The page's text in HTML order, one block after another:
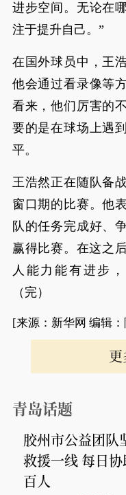
进步空间。无论在
注于提升自己。”
在国外球员中，王
他会通过看录像等
看来，他们厉害的
要的是在球场上遇
平。
王浩然正在随队备
窗口期的比赛。他
队的任务完成好、
赢得比赛。在这之
人能力能有进步
（完）
[来源：新华网 编辑
青岛话题
胶州市公益团队
救援一线 每日
百人